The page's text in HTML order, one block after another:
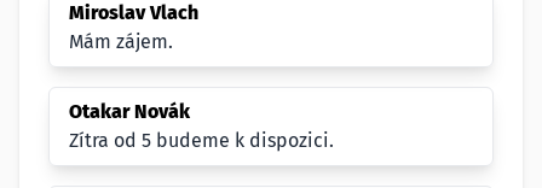
Miroslav Vlach
Mám zájem.
Otakar Novák
Zítra od 5 budeme k dispozici.